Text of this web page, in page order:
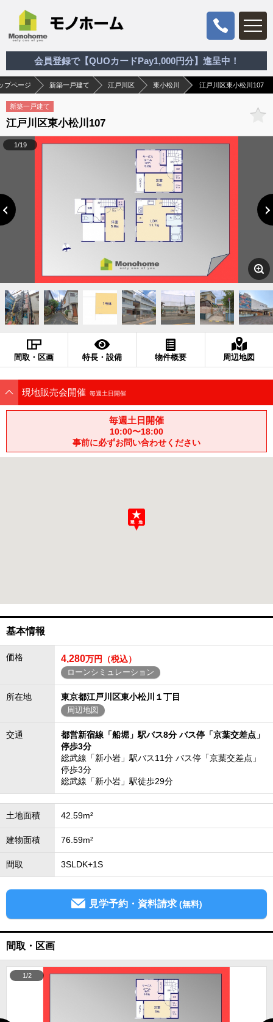
会員登録で【QUOカードPay1,000円分】進呈中！
プページ 新築一戸建て 江戸川区 東小松川 江戸川区東小松川107
新築一戸建て
江戸川区東小松川107
1/19
間取・区画 特長・設備 物件概要 周辺地図
現地販売会開催 毎週土日開催
毎週土日開催
10:00〜18:00
事前に必ずお問い合わせください
基本情報
価格 4,280万円（税込）
ローンシミュレーション
所在地 東京都江戸川区東小松川１丁目
周辺地図
交通
都営新宿線「船堀」駅バス8分 バス停「京葉交差点」
停歩3分
総武線「新小岩」駅バス11分 バス停「京葉交差点」
停歩3分
総武線「新小岩」駅徒歩29分
土地面積 42.59m²
建物面積 76.59m²
間取 3SLDK+1S
見学予約・資料請求 (無料)
間取・区画
1/2